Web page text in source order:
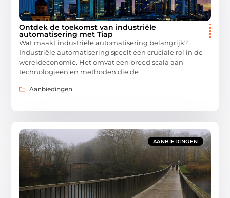
Ontdek de toekomst van industriële
automatisering met Tiap
Wat maakt industriële automatisering belangrijk?
Industriële automatisering speelt een cruciale rol in de
wereldeconomie. Het omvat een breed scala aan
technologieën en methoden die de
Aanbiedingen
AANBIEDINGEN